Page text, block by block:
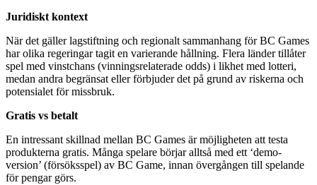
Juridiskt kontext
När det gäller lagstiftning och regionalt sammanhang för BC Games
har olika regeringar tagit en varierande hållning. Flera länder tillåter
spel med vinstchans (vinningsrelaterade odds) i likhet med lotteri,
medan andra begränsat eller förbjuder det på grund av riskerna och
potensialet för missbruk.
Gratis vs betalt
En intressant skillnad mellan BC Games är möjligheten att testa
produkterna gratis. Många spelare börjar alltså med ett ‘demo-
version’ (försöksspel) av BC Game, innan övergången till spelande
för pengar görs.